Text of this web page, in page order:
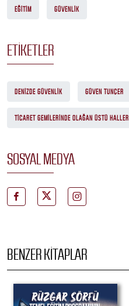
EĞITIM GÜVENLIK
ETIKETLER
DENIZDE GÜVENLIK GÜVEN TUNÇER
TICARET GEMILERINDE OLAĞAN ÜSTÜ HALLER
SOSYAL MEDYA
BENZER KITAPLAR